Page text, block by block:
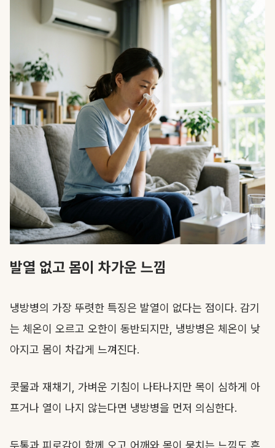
발열 없고 몸이 차가운 느낌
냉방병의 가장 뚜렷한 특징은 발열이 없다는 점이다. 감기
는 체온이 오르고 오한이 동반되지만, 냉방병은 체온이 낮
아지고 몸이 차갑게 느껴진다.
콧물과 재채기, 가벼운 기침이 나타나지만 목이 심하게 아
프거나 열이 나지 않는다면 냉방병을 먼저 의심한다.
두통과 피로감이 함께 오고 어깨와 목이 뭉치는 느낌도 흔